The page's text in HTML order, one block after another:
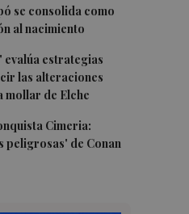
se consolida como
al nacimiento
estrategias
las alteraciones
mollar de Elche
Cimeria:
peligrosas' de Conan